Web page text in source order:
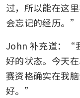
过，所以能在这
会忘记的经历。”
John 补充道：“
好的状态。今天
赛资格确实在我
好。”